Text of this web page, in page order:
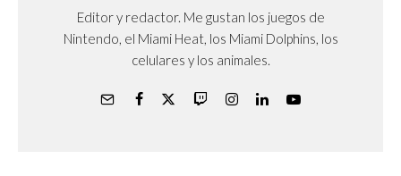
Editor y redactor. Me gustan los juegos de
Nintendo, el Miami Heat, los Miami Dolphins, los
celulares y los animales.